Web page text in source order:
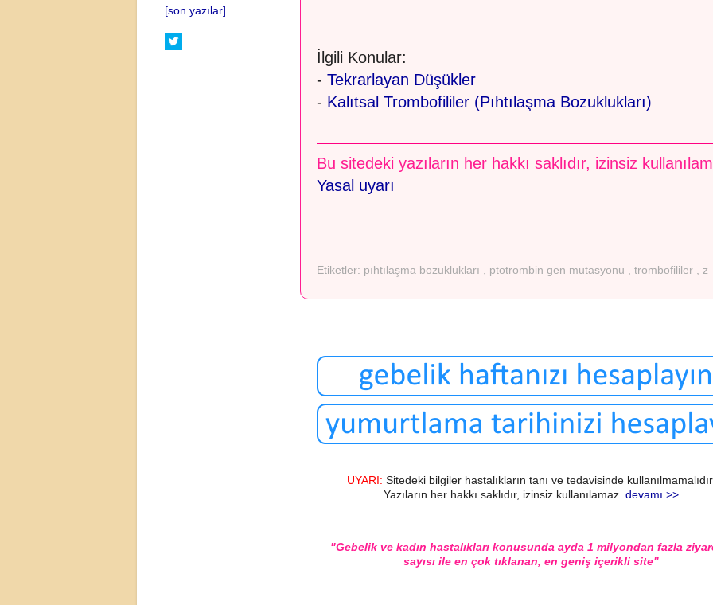
İlgili Konular:
- Tekrarlayan Düşükler
- Kalıtsal Trombofililer (Pıhtılaşma Bozuklukları)
Bu sitedeki yazıların her hakkı saklıdır, izinsiz
Yasal uyarı
Etiketler: pıhtılaşma bozuklukları , ptotrombin gen mutasyonu , trombofililer , z
UYARI: Sitedeki bilgiler hastalıkların tanı ve tedavisinde
Yazıların her hakkı saklıdır, izinsiz kullanılamaz. devamı >>
"Gebelik ve kadın hastalıkları konusunda ayda 1 milyondan fazla
sayısı ile en çok tıklanan, en geniş içerikli site"
[son yazılar]